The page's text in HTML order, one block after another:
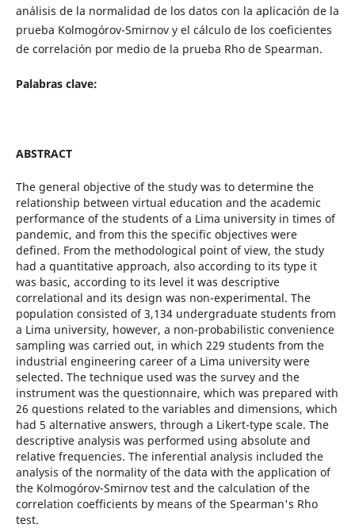
análisis de la normalidad de los datos con la aplicación de la
prueba Kolmogórov-Smirnov y el cálculo de los coeficientes
de correlación por medio de la prueba Rho de Spearman.
Palabras clave:
ABSTRACT
The general objective of the study was to determine the
relationship between virtual education and the academic
performance of the students of a Lima university in times of
pandemic, and from this the specific objectives were
defined. From the methodological point of view, the study
had a quantitative approach, also according to its type it
was basic, according to its level it was descriptive
correlational and its design was non-experimental. The
population consisted of 3,134 undergraduate students from
a Lima university, however, a non-probabilistic convenience
sampling was carried out, in which 229 students from the
industrial engineering career of a Lima university were
selected. The technique used was the survey and the
instrument was the questionnaire, which was prepared with
26 questions related to the variables and dimensions, which
had 5 alternative answers, through a Likert-type scale. The
descriptive analysis was performed using absolute and
relative frequencies. The inferential analysis included the
analysis of the normality of the data with the application of
the Kolmogórov-Smirnov test and the calculation of the
correlation coefficients by means of the Spearman's Rho
test.